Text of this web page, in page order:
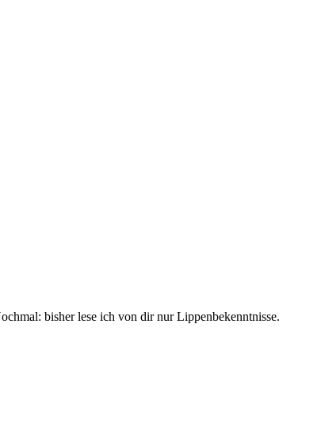
bisher lese ich von dir nur Lippenbekenntnisse.